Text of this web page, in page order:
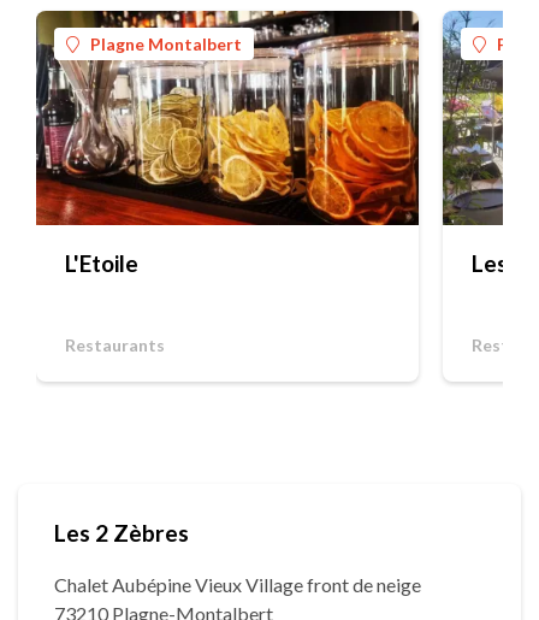
Plagne Montalbert
L'Etoile
Restaurants
Les 2
Les 2 Zèbres
Chalet Aubépine Vieux Village front de neige
73210 Plagne-Montalbert